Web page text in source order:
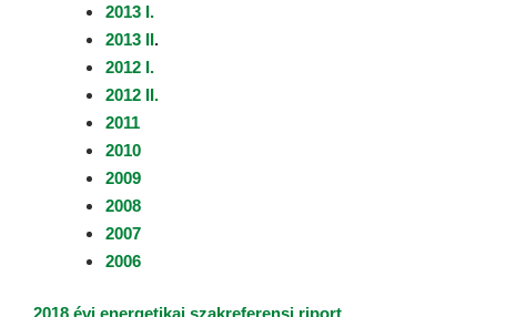
2013 I.
2013 II.
2012 I.
2012 II.
2011
2010
2009
2008
2007
2006